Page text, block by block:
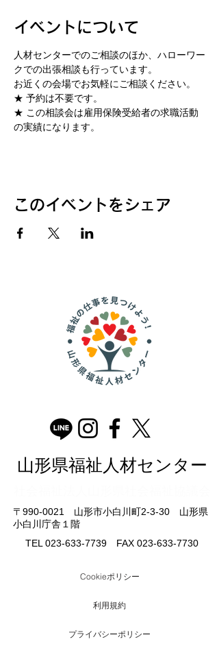
イベントについて
人材センターでのご相談のほか、ハローワー
クでの出張相談も行っています。
お近くの会場でお気軽にご相談ください。
★ 予約は不要です。
★ この相談会は雇用保険受給者の求職活動
の実績になります。
このイベントをシェア
山形県福祉人材センター
〒990-0021 山形市小白川町2-3-30 山形県
小白川庁舎１階
TEL 023-633-7739 FAX 023-633-7730
Cookieポリシー
利用規約
プライバシーポリシー